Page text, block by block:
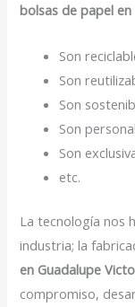
bolsas de papel
Son
Son
Son
Son
Son
etc.
La tecnología nos
industria; la
en Guadalupe
compromiso,